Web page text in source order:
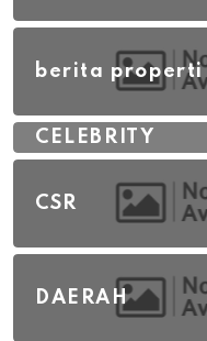
berita properti
CELEBRITY
CSR
DAERAH